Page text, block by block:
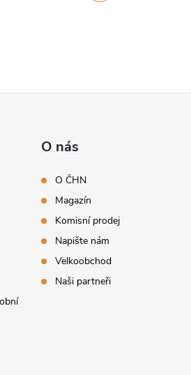
O nás
O ČHN
Magazín
Komisní prodej
Napište nám
Velkoobchod
Naši partneři